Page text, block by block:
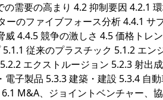
需要の高まり 4.2 抑制要因 4.2.1
ーのファイブフォース分析 4.4.1 サ
4.4.5 競争の激しさ 4.5 価格トレ
従来のプラスチック 5.1.2 エン
エクストルージョン 5.2.3 射出
子製品 5.3.3 建築・建設 5.3.4 自
M&A、ジョイントベンチャー、